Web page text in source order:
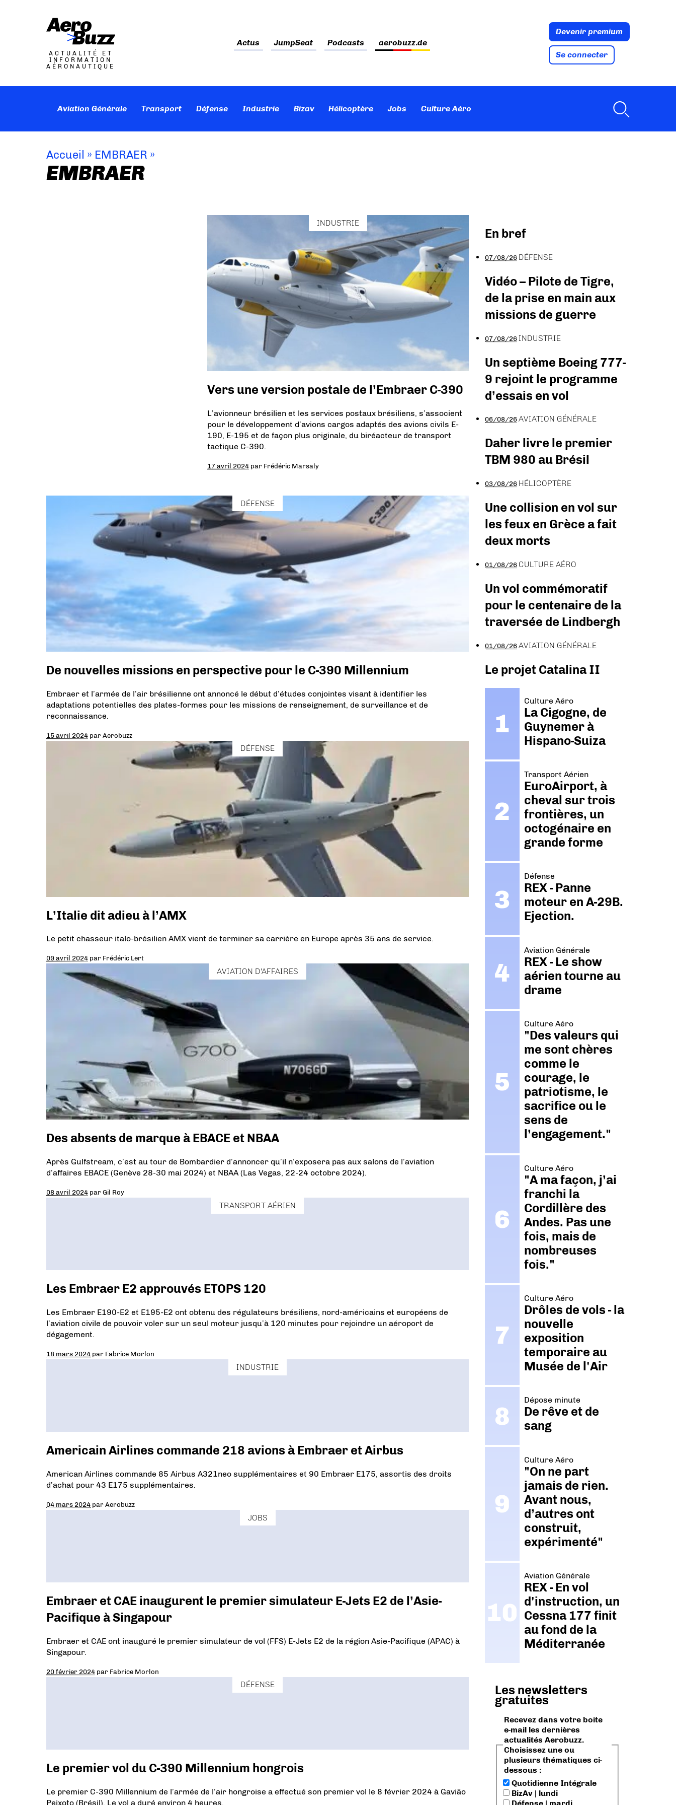
ACTUALITÉ ET
INFORMATION
AÉRONAUTIQUE
Actus JumpSeat Podcasts aerobuzz.de
Devenir premium
Se connecter
Aviation Générale Transport Défense Industrie Bizav Hélicoptère Jobs Culture Aéro
Accueil » EMBRAER »
EMBRAER
INDUSTRIE
Vers une version postale de l’Embraer C-390
L’avionneur brésilien et les services postaux brésiliens, s’associent
pour le développement d’avions cargos adaptés des avions civils E-
190, E-195 et de façon plus originale, du biréacteur de transport
tactique C-390.
17 avril 2024 par Frédéric Marsaly
DÉFENSE
De nouvelles missions en perspective pour le C-390 Millennium
Embraer et l’armée de l’air brésilienne ont annoncé le début d’études conjointes visant à identifier les
adaptations potentielles des plates-formes pour les missions de renseignement, de surveillance et de
reconnaissance.
15 avril 2024 parAerobuzz
DÉFENSE
L’Italie dit adieu à l’AMX
Le petit chasseur italo-brésilien AMX vient de terminer sa carrière en Europe après 35 ans de service.
09 avril 2024 par Frédéric Lert
AVIATION D'AFFAIRES
Des absents de marque à EBACE et NBAA
Après Gulfstream, c’est au tour de Bombardier d’annoncer qu’il n’exposera pas aux salons de l’aviation
d’affaires EBACE (Genève 28-30 mai 2024) et NBAA (Las Vegas, 22-24 octobre 2024).
08 avril 2024 parGil Roy
TRANSPORT AÉRIEN
Les Embraer E2 approuvés ETOPS 120
Les Embraer E190-E2 et E195-E2 ont obtenu des régulateurs brésiliens, nord-américains et européens de
l’aviation civile de pouvoir voler sur un seul moteur jusqu’à 120 minutes pour rejoindre un aéroport de
dégagement.
18 mars 2024 par Fabrice Morlon
INDUSTRIE
Americain Airlines commande 218 avions à Embraer et Airbus
American Airlines commande 85 Airbus A321neo supplémentaires et 90 Embraer E175, assortis des droits
d’achat pour 43 E175 supplémentaires.
04 mars 2024 parAerobuzz
JOBS
Embraer et CAE inaugurent le premier simulateur E-Jets E2 de l’Asie-
Pacifique à Singapour
Embraer et CAE ont inauguré le premier simulateur de vol (FFS) E-Jets E2 de la région Asie-Pacifique (APAC) à
Singapour.
20 février 2024 par Fabrice Morlon
DÉFENSE
Le premier vol du C-390 Millennium hongrois
Le premier C-390 Millennium de l’armée de l’air hongroise a effectué son premier vol le 8 février 2024 à Gavião
Peixoto (Brésil). Le vol a duré environ 4 heures.
En bref
07/08/26 DÉFENSE
Vidéo – Pilote de Tigre,
de la prise en main aux
missions de guerre
07/08/26INDUSTRIE
Un septième Boeing 777-
9 rejoint le programme
d’essais en vol
06/08/26AVIATION GÉNÉRALE
Daher livre le premier
TBM 980 au Brésil
03/08/26 HÉLICOPTÈRE
Une collision en vol sur
les feux en Grèce a fait
deux morts
01/08/26 CULTURE AÉRO
Un vol commémoratif
pour le centenaire de la
traversée de Lindbergh
01/08/26AVIATION GÉNÉRALE
Le projet Catalina II
Culture Aéro
La Cigogne, de
Guynemer à
Hispano-Suiza
Transport Aérien
EuroAirport, à
cheval sur trois
frontières, un
octogénaire en
grande forme
Défense
REX - Panne
moteur en A-29B.
Ejection.
Aviation Générale
REX - Le show
aérien tourne au
drame
Culture Aéro
"Des valeurs qui
me sont chères
comme le
courage, le
patriotisme, le
sacrifice ou le
sens de
l’engagement."
Culture Aéro
"A ma façon, j’ai
franchi la
Cordillère des
Andes. Pas une
fois, mais de
nombreuses
fois."
Culture Aéro
Drôles de vols - la
nouvelle
exposition
temporaire au
Musée de l'Air
Dépose minute
De rêve et de
sang
Culture Aéro
"On ne part
jamais de rien.
Avant nous,
d’autres ont
construit,
expérimenté"
Aviation Générale
REX - En vol
d'instruction, un
Cessna 177 finit
au fond de la
Méditerranée
Les newsletters
gratuites
Recevez dans votre boite
e-mail les dernières
actualités Aerobuzz.
Choisissez une ou
plusieurs thématiques ci-
dessous :
Quotidienne Intégrale
BizAv | lundi